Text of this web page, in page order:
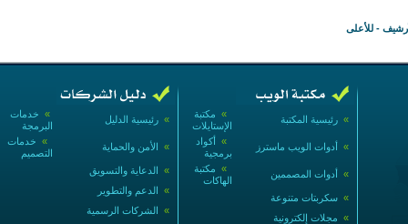
- للأعلى
» خدمات
البرمجة
» رئيسية الدليل
» خدمات
التصميم
» الأمن والحماية
» الدعاية والتسويق
» الدعم والتطوير
» الشركات الرسمية
» مكتبة
الإستايلات
» رئيسية المكتبة
» أكواد
برمجية
» أدوات الويب ماسترز
» مكتبة
الهاكات
» أدوات المصممين
» سكربتات متنوعة
» مجلات إلكترونية